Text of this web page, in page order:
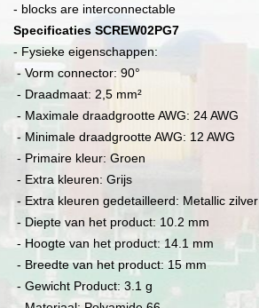
- blocks are interconnectable
Specificaties SCREW02PG7
- Fysieke eigenschappen:
- Vorm connector: 90°
- Draadmaat: 2,5 mm²
- Maximale draadgrootte AWG: 24 AWG
- Minimale draadgrootte AWG: 12 AWG
- Primaire kleur: Groen
- Extra kleuren: Grijs
- Extra kleuren gedetailleerd: Metallic zilver
- Diepte van het product: 10.2 mm
- Hoogte van het product: 14.1 mm
- Breedte van het product: 15 mm
- Gewicht Product: 3.1 g